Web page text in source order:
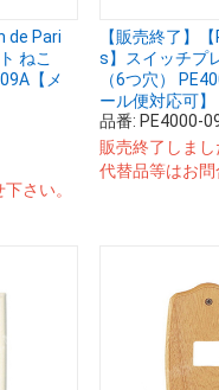
de Pari
ねこ
【メ
さい。
【販売終了】
s】スイッチプ
（6つ穴）
ール便対応可】
品番: PE4000-
販売終了しまし
代替品等はお問